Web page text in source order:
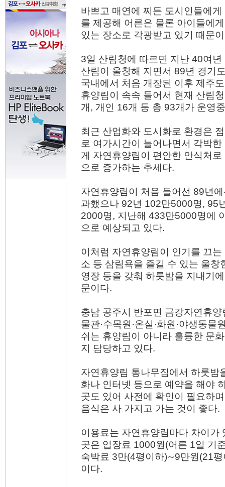
바쁘고 매연에 찌든 도시인들에
를 제공해 어른은 물론 아이들에
있는 장소로 각광받고 있기 때문
3일 산림청에 따르면 지난 40여
산림이 울창해 지면서 89년 경기
국내에서 처음 개장된 이후 제주
휴양림이 속속 들어서 현재 산림
개, 개인 16개 등 총 93개가 운영
최근 산업화와 도시화로 환경은
로 여가시간이 늘어나면서 각박
게 자연휴양림이 편안한 안식처
으로 증가하는 추세다.
자연휴양림이 처음 들어선 89년
과했으나 92년 102만5000명, 95
2000명, 지난해 433만5000명에
으로 예상되고 있다.
이처럼 자연휴양림이 인기를 끄
소 등 삼림욕을 즐길 수 있는 울창
영장 등을 갖춰 하룻밤을 지내기
문이다.
충남 공주시 반포면 금강자연휴
물관·수목원·온실·화원·야생동
쉬는 휴양림이 아니라 훌륭한 문
지 담당하고 있다.
자연휴양림 통나무집에서 하룻밤
화나 인터넷 등으로 예약을 해야
곳도 있어 사전에 확인이 필요하
음식은 사 가지고 가는 것이 좋다.
이용료는 자연휴양림마다 차이가
곳은 입장료 1000원(어른 1일 기
숙박료 3만(4평이하)∼9만원(21
이다.